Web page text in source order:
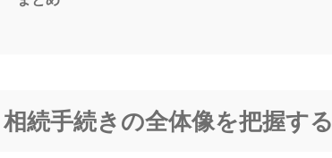
相続手続きの全体像を把握する